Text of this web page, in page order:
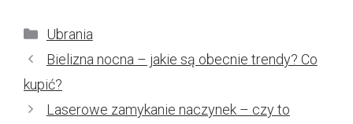
Kategorie
Ubrania
Bielizna nocna – jakie są obecnie trendy? Co
kupić?
Laserowe zamykanie naczynek – czy to